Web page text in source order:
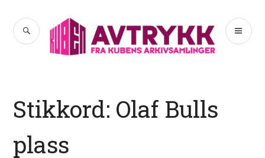
innhold
Avtrykk
SØK
Stikkord: Olaf Bulls
plass